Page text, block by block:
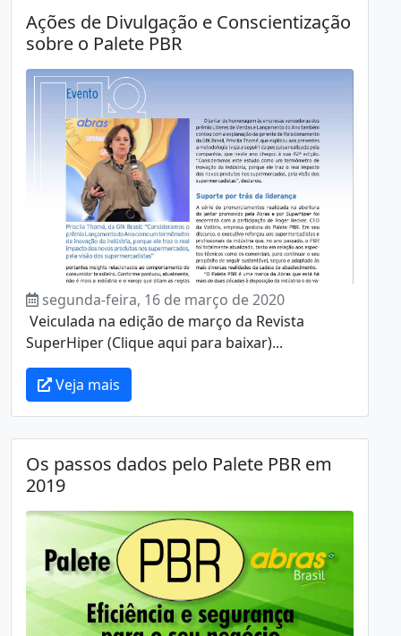
Ações de Divulgação e Conscientização
sobre o Palete PBR
segunda-feira, 16 de março de 2020
Veiculada na edição de março da Revista
SuperHiper (Clique aqui para baixar)...
Veja mais
Os passos dados pelo Palete PBR em
2019